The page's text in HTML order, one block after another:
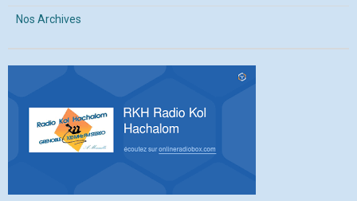
Nos Archives